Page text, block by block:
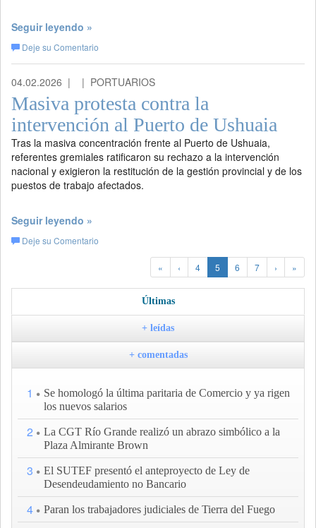
Seguir leyendo »
Deje su Comentario
04.02.2026 | | PORTUARIOS
Masiva protesta contra la
intervención al Puerto de Ushuaia
Tras la masiva concentración frente al Puerto de Ushuaia,
referentes gremiales ratificaron su rechazo a la intervención
nacional y exigieron la restitución de la gestión provincial y de los
puestos de trabajo afectados.
Seguir leyendo »
Deje su Comentario
« ‹ 4 5 6 7 › »
Últimas
+ leídas
+ comentadas
1
Se homologó la última paritaria de Comercio y ya rigen
los nuevos salarios
2
La CGT Río Grande realizó un abrazo simbólico a la
Plaza Almirante Brown
3
El SUTEF presentó el anteproyecto de Ley de
Desendeudamiento no Bancario
4 Paran los trabajadores judiciales de Tierra del Fuego